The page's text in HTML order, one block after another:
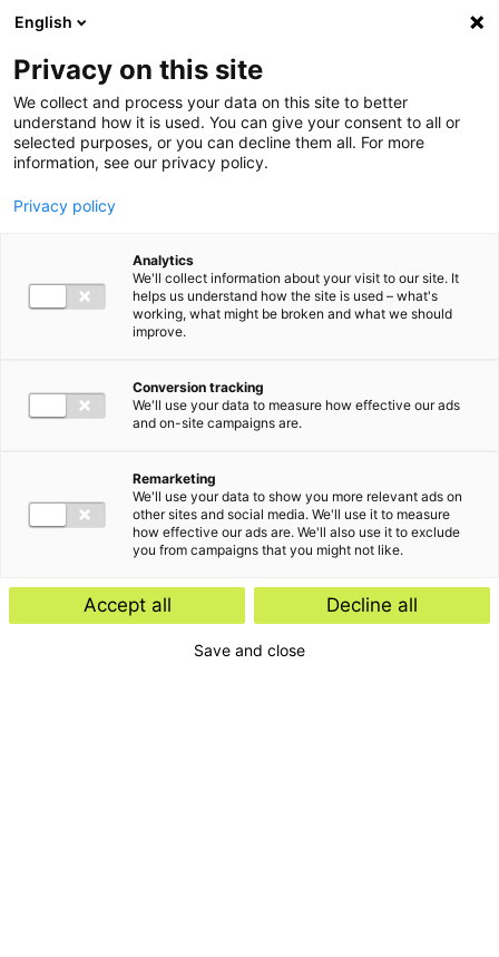
Ga direct naar de inhoud
English
Privacy on this site
We collect and process your data on this site to better
understand how it is used. You can give your consent to all or
selected purposes, or you can decline them all. For more
information, see our privacy policy.
Privacy policy
Analytics
We'll collect information about your visit to our site. It
helps us understand how the site is used – what's
working, what might be broken and what we should
improve.
Conversion tracking
We'll use your data to measure how effective our ads
and on-site campaigns are.
Remarketing
We'll use your data to show you more relevant ads on
other sites and social media. We'll use it to measure
how effective our ads are. We'll also use it to exclude
you from campaigns that you might not like.
Accept all Decline all
Save and close